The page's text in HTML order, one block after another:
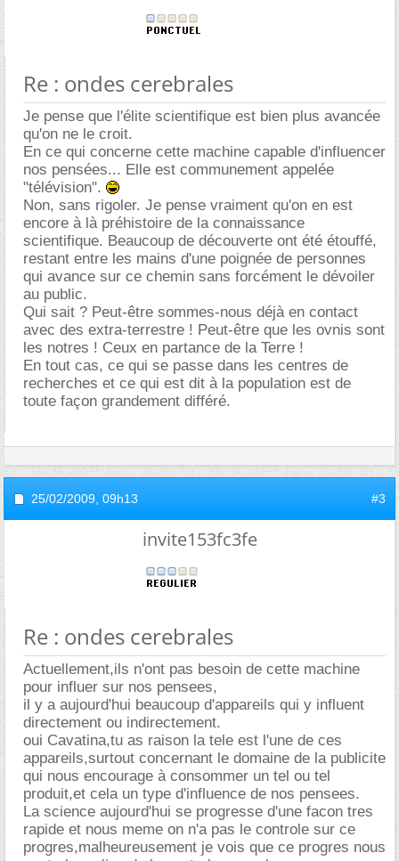
Re : ondes cerebrales
Je pense que l'élite scientifique est bien plus avancée
qu'on ne le croit.
En ce qui concerne cette machine capable d'influencer
nos pensées... Elle est communement appelée
"télévision".
Non, sans rigoler. Je pense vraiment qu'on en est
encore à là préhistoire de la connaissance
scientifique. Beaucoup de découverte ont été étouffé,
restant entre les mains d'une poignée de personnes
qui avance sur ce chemin sans forcément le dévoiler
au public.
Qui sait ? Peut-être sommes-nous déjà en contact
avec des extra-terrestre ! Peut-être que les ovnis sont
les notres ! Ceux en partance de la Terre !
En tout cas, ce qui se passe dans les centres de
recherches et ce qui est dit à la population est de
toute façon grandement différé.
25/02/2009, 09h13 #3
invite153fc3fe
Re : ondes cerebrales
Actuellement,ils n'ont pas besoin de cette machine
pour influer sur nos pensees,
il y a aujourd'hui beaucoup d'appareils qui y influent
directement ou indirectement.
oui Cavatina,tu as raison la tele est l'une de ces
appareils,surtout concernant le domaine de la publicite
qui nous encourage à consommer un tel ou tel
produit,et cela un type d'influence de nos pensees.
La science aujourd'hui se progresse d'une facon tres
rapide et nous meme on n'a pas le controle sur ce
progres,malheureusement je vois que ce progres nous